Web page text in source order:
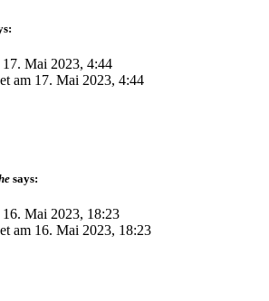
17. Mai 2023, 4:44
am 17. Mai 2023, 4:44
says:
16. Mai 2023, 18:23
am 16. Mai 2023, 18:23